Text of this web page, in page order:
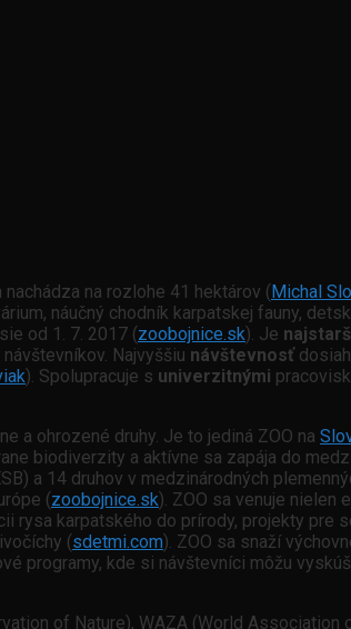
na rozlohe 41 hektárov (Michal
náučný chodník karpatskej fauny,
od 1. 7. 2017 (zoobojnice.sk). Je
Najvyššiu návštevnosť
). Spolupracuje s univerzitnými
a ohrozené druhy. Je to jediná ZOO na
biodiverzity a aktívne sa zapája do
a 14 druhov v medzinárodných
(zoobojnice.sk). ZOO sa venuje nielen
rysa karpatského do prírody, projekty pre
(sdetmi.com). ZOO sa snaží
programy, kde si návštevníci môžu
of Nature), WAZA (World Association